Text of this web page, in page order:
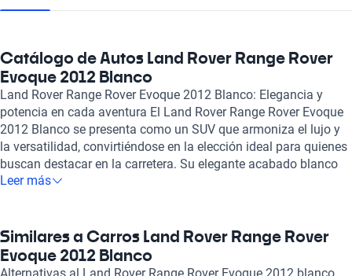
Catálogo de Autos Land Rover Range Rover
Evoque 2012 Blanco
Land Rover Range Rover Evoque 2012 Blanco: Elegancia y
potencia en cada aventura El Land Rover Range Rover Evoque
2012 Blanco se presenta como un SUV que armoniza el lujo y
la versatilidad, convirtiéndose en la elección ideal para quienes
buscan destacar en la carretera. Su elegante acabado blanco
resalta su diseño distintivo, que combina líneas modernas con
de cuatro cilindros de 2.0 litros que ofrece una potencia
máxima de 240 caballos de fuerza, permitiendo una
aceleración de 0 a 100 km/h en tan solo 7.6 segundos.
Leer más
Similares a Carros Land Rover Range Rover
Evoque 2012 Blanco